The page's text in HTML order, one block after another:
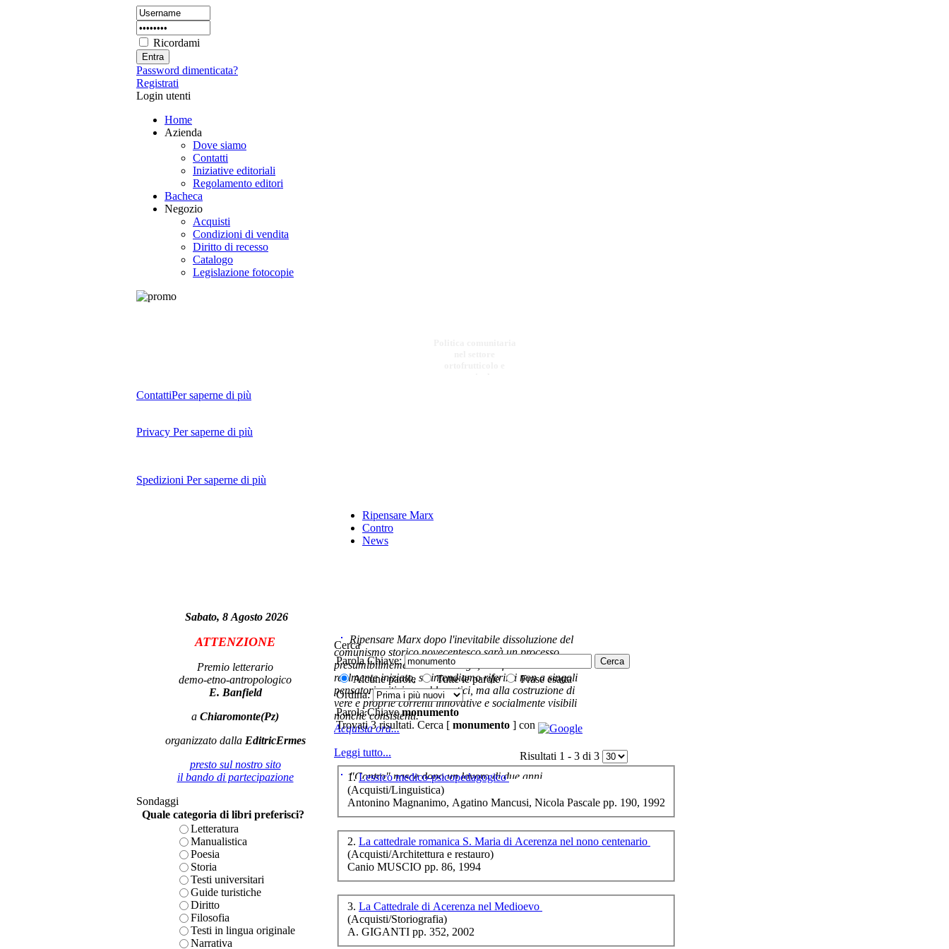
Ricordami
Password dimenticata?
Registrati
Login utenti
Home
Azienda
Dove siamo
Contatti
Iniziative editoriali
Regolamento editori
Bacheca
Negozio
Acquisti
Condizioni di vendita
Diritto di recesso
Catalogo
Legislazione fotocopie
ideale nella trattat.
Chiama per il Prezzo
U dialÃƒÂ©ttÃƒÂ«
mundalbanÃƒÂ©sÃƒÂ«
Poesie, antichi
Non per nostalgia...
€ 14,00
La cavallerizza di
Santâ€™Arcangelo
€ 11,00
Un anarchico al
governo
ContattiPer saperne di più
Privacy Per saperne di più
Spedizioni Per saperne di più
Sabato, 8 Agosto 2026
ATTENZIONE
Premio letterario
demo-etno-antropologico
E. Banfield
a Chiaromonte(Pz)
organizzato dalla EditricErmes
presto sul nostro sito
il bando di partecipazione
Sondaggi
Quale categoria di libri preferisci?
Letteratura
Manualistica
Poesia
Storia
Testi universitari
Guide turistiche
Diritto
Filosofia
Testi in lingua originale
Narrativa
Ripensare Marx
Contro
News
Ripensare Marx dopo l'inevitabile dissoluzione del
comunismo storico novecentesco sarà un processo
presumibilmemente molto lungo, e di fatto non ancora
realmente iniziato, se intendiamo riferirci non a singoli
pensatori critici e problematici, ma alla costruzione di
vere e proprie correnti innovative e socialmente visibili
nonché consistenti.
Acquista ora...
Leggi tutto...
"Contro" nasce dopo un lavoro di due anni ,
cominciato con la collaborazione dell'autore al blog:
ripensaremarx. i saggi contenuti nel libro sono frutto di
questa collaborazione e di questa critica. L'impostazione
presente fase.
Acquista ora...
A feed could not be found at
Cerca
Parola Chiave:
Alcune parole
Tutte le parole
Frase esatta
Ordina:
Parola Chiavemonumento
Trovati 3 risultati. Cerca [ monumento ] con
Risultati 1 - 3 di 3
1.Lessico medico-psicopedagogico
(Acquisti/Linguistica)
Antonino Magnanimo, Agatino Mancusi, Nicola Pascale pp. 190, 1992
2. La cattedrale romanica S. Maria di Acerenza nel nono centenario
(Acquisti/Architettura e restauro)
Canio MUSCIO pp. 86, 1994
3. La Cattedrale di Acerenza nel Medioevo
(Acquisti/Storiografia)
A. GIGANTI pp. 352, 2002